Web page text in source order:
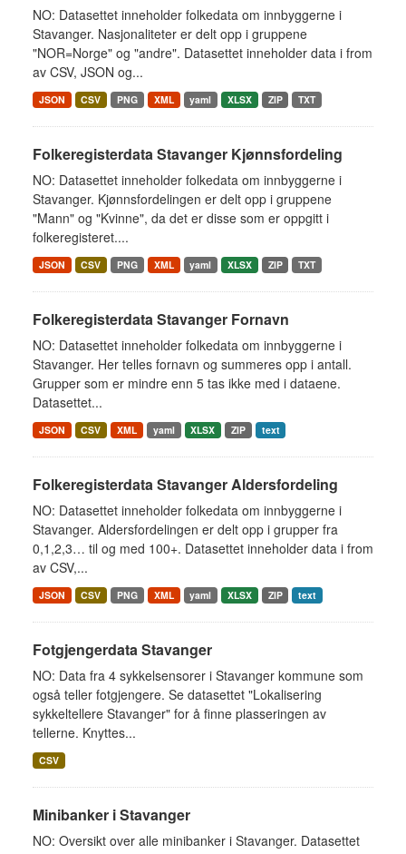
NO: Datasettet inneholder folkedata om innbyggerne i
Stavanger. Nasjonaliteter er delt opp i gruppene
"NOR=Norge" og "andre". Datasettet inneholder data i from
av CSV, JSON og...
JSON CSV PNG XML yaml XLSX ZIP TXT
Folkeregisterdata Stavanger Kjønnsfordeling
NO: Datasettet inneholder folkedata om innbyggerne i
Stavanger. Kjønnsfordelingen er delt opp i gruppene
"Mann" og "Kvinne", da det er disse som er oppgitt i
folkeregisteret....
JSON CSV PNG XML yaml XLSX ZIP TXT
Folkeregisterdata Stavanger Fornavn
NO: Datasettet inneholder folkedata om innbyggerne i
Stavanger. Her telles fornavn og summeres opp i antall.
Grupper som er mindre enn 5 tas ikke med i dataene.
Datasettet...
JSON CSV XML yaml XLSX ZIP text
Folkeregisterdata Stavanger Aldersfordeling
NO: Datasettet inneholder folkedata om innbyggerne i
Stavanger. Aldersfordelingen er delt opp i grupper fra
0,1,2,3… til og med 100+. Datasettet inneholder data i from
av CSV,...
JSON CSV PNG XML yaml XLSX ZIP text
Fotgjengerdata Stavanger
NO: Data fra 4 sykkelsensorer i Stavanger kommune som
også teller fotgjengere. Se datasettet "Lokalisering
sykkeltellere Stavanger" for å finne plasseringen av
tellerne. Knyttes...
CSV
Minibanker i Stavanger
NO: Oversikt over alle minibanker i Stavanger. Datasettet